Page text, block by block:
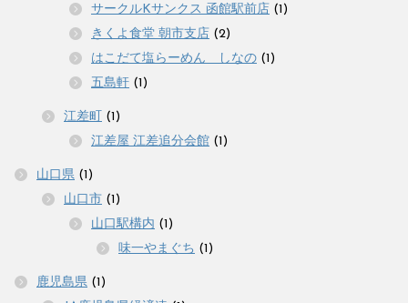
サークルKサンクス 函館駅前店 (1)
きくよ食堂 朝市支店 (2)
はこだて塩らーめん しなの (1)
五島軒 (1)
江差町 (1)
江差屋 江差追分会館 (1)
山口県 (1)
山口市 (1)
山口駅構内 (1)
味一やまぐち (1)
鹿児島県 (1)